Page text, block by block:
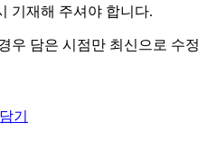
기재해 주셔야 합니다.
우 담은 시점만 최신으로 수정
기